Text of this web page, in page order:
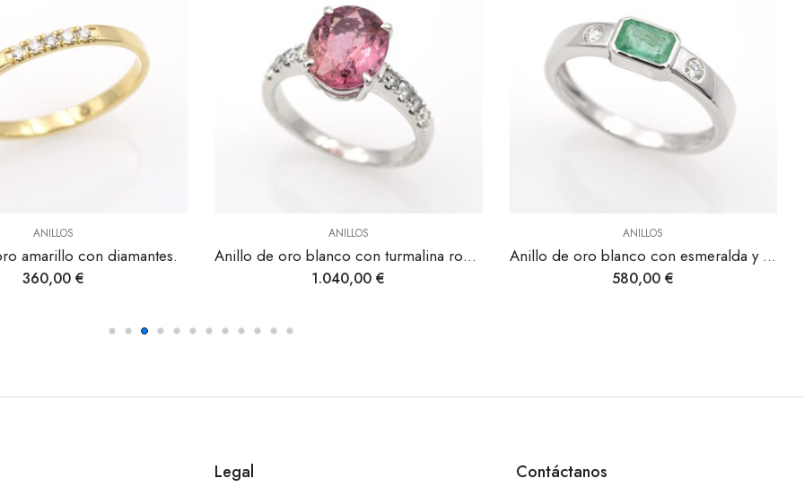
Anillo de oro blanco con turmalina rosa y diamantes. Anillo de oro blanco con esmeralda y diamantes. Anillo de oro blanco
Legal Contáctanos